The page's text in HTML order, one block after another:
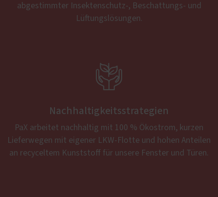
abgestimmter Insektenschutz-, Beschattungs- und
Lüftungslösungen.

Nachhaltigkeitsstrategien
PaX arbeitet nachhaltig mit 100 % Ökostrom, kurzen
Lieferwegen mit eigener LKW-Flotte und hohen Anteilen
an recyceltem Kunststoff für unsere Fenster und Türen.